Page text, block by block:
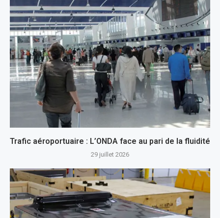
Trafic aéroportuaire : L’ONDA face au pari de la fluidité
29 juillet 2026